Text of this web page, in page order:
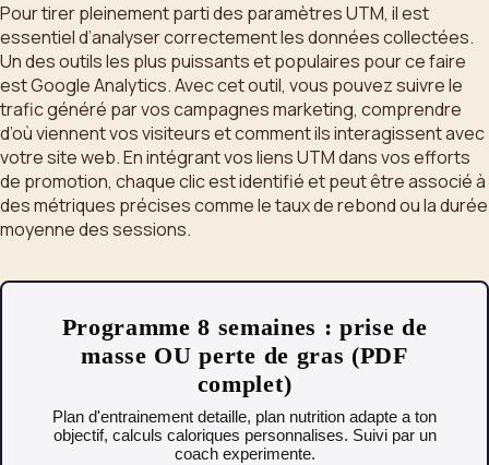
Pour tirer pleinement parti des paramètres UTM, il est
essentiel d’analyser correctement les données collectées.
Un des outils les plus puissants et populaires pour ce faire
est Google Analytics. Avec cet outil, vous pouvez suivre le
trafic généré par vos campagnes marketing, comprendre
d’où viennent vos visiteurs et comment ils interagissent avec
votre site web. En intégrant vos liens UTM dans vos efforts
de promotion, chaque clic est identifié et peut être associé à
des métriques précises comme le taux de rebond ou la durée
moyenne des sessions.
Programme 8 semaines : prise de
masse OU perte de gras (PDF
complet)
Plan d'entrainement detaille, plan nutrition adapte a ton
objectif, calculs caloriques personnalises. Suivi par un
coach experimente.